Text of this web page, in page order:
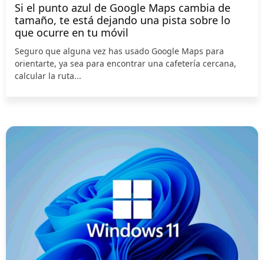
Si el punto azul de Google Maps cambia de
tamaño, te está dejando una pista sobre lo
que ocurre en tu móvil
Seguro que alguna vez has usado Google Maps para
orientarte, ya sea para encontrar una cafetería cercana,
calcular la ruta...